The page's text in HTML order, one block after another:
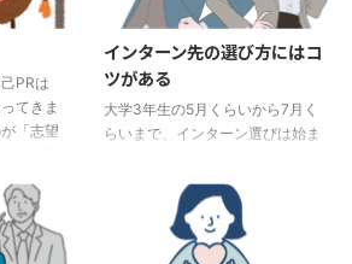
うか
に書い
利」に
年」の
んが就
ーム
ると思
...
のものになっていない場合は使っ
てはNGだということも知ってい
ると思います。 レポートを書か
せれば、それっぽいものを書いて
くれると思います。しかし、それ
について突っ込まれたとき、どこ
か。 ESを作成する際にAIを”利
用”することは良 ...
PRは
てきま
「志望
セオ
を説明
織で
インターン先の選び方にはコ
ツがある
大学3年生の5月くらいから7月く
らいまで、インターン選びは始ま
だ、自分がどこに行きたいのかな
ど難しいことが多いです。せいぜ
い、知っていても自分の親の仕事
や、親戚やバイトやサークルの先